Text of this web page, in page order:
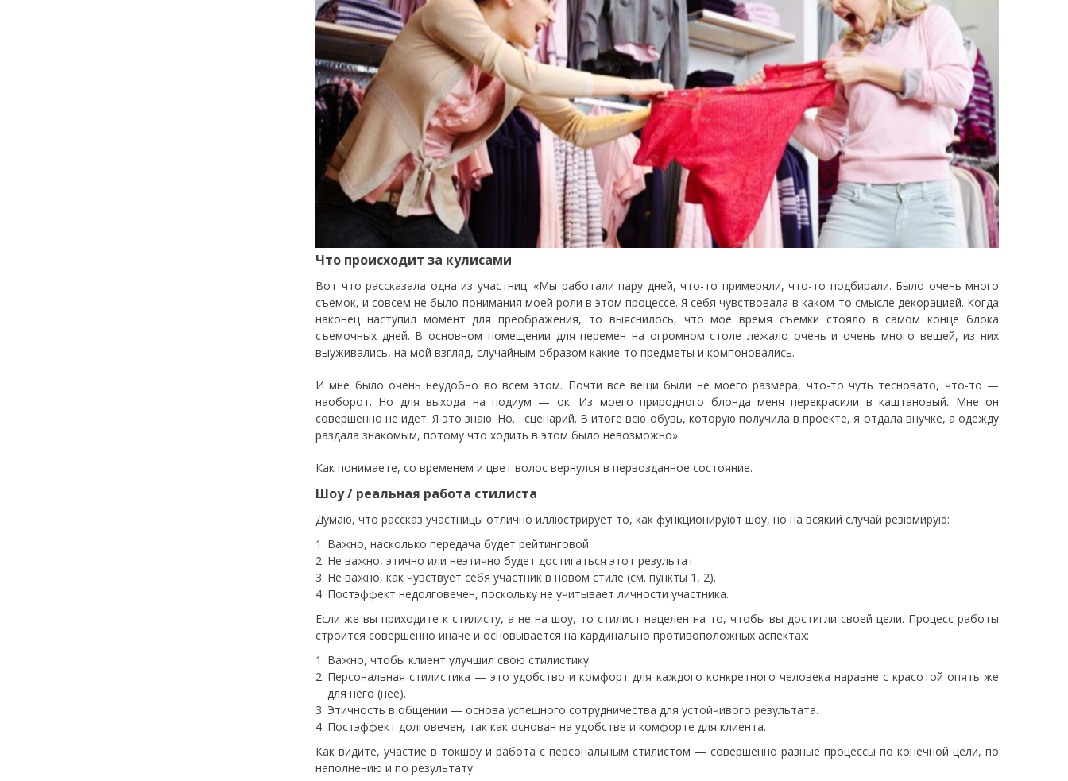
Что происходит за кулисами
Вот что рассказала одна из участниц: «Мы работали пару дней, что-то примеряли, что-то подбирали. Было очень много
съемок, и совсем не было понимания моей роли в этом процессе. Я себя чувствовала в каком-то смысле декорацией. Когда
наконец наступил момент для преображения, то выяснилось, что мое время съемки стояло в самом конце блока
съемочных дней. В основном помещении для перемен на огромном столе лежало очень и очень много вещей, из них
выуживались, на мой взгляд, случайным образом какие-то предметы и компоновались.
И мне было очень неудобно во всем этом. Почти все вещи были не моего размера, что-то чуть тесновато, что-то —
наоборот. Но для выхода на подиум — ок. Из моего природного блонда меня перекрасили в каштановый. Мне он
совершенно не идет. Я это знаю. Но… сценарий. В итоге всю обувь, которую получила в проекте, я отдала внучке, а одежду
раздала знакомым, потому что ходить в этом было невозможно».
Как понимаете, со временем и цвет волос вернулся в первозданное состояние.
Шоу / реальная работа стилиста
Думаю, что рассказ участницы отлично иллюстрирует то, как функционируют шоу, но на всякий случай резюмирую:
Важно, насколько передача будет рейтинговой.
Не важно, этично или неэтично будет достигаться этот результат.
Не важно, как чувствует себя участник в новом стиле (см. пункты 1, 2).
Постэффект недолговечен, поскольку не учитывает личности участника.
Если же вы приходите к стилисту, а не на шоу, то стилист нацелен на то, чтобы вы достигли своей цели. Процесс работы
строится совершенно иначе и основывается на кардинально противоположных аспектах:
Важно, чтобы клиент улучшил свою стилистику.
Персональная стилистика — это удобство и комфорт для каждого конкретного человека наравне с красотой опять же
для него (нее).
Этичность в общении — основа успешного сотрудничества для устойчивого результата.
Постэффект долговечен, так как основан на удобстве и комфорте для клиента.
Как видите, участие в токшоу и работа с персональным стилистом — совершенно разные процессы по конечной цели, по
наполнению и по результату.